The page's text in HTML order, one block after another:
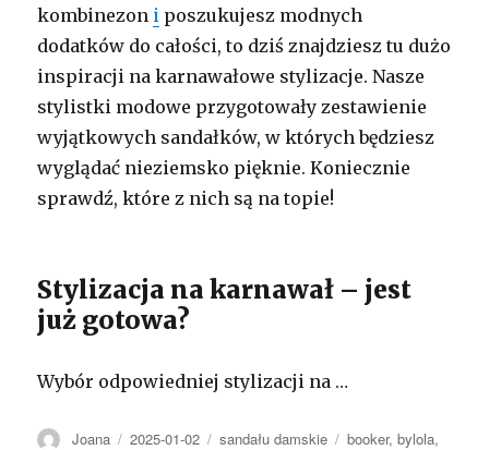
kombinezon i poszukujesz modnych
dodatków do całości, to dziś znajdziesz tu dużo
inspiracji na karnawałowe stylizacje. Nasze
stylistki modowe przygotowały zestawienie
wyjątkowych sandałków, w których będziesz
wyglądać nieziemsko pięknie. Koniecznie
sprawdź, które z nich są na topie!
Stylizacja na karnawał – jest
już gotowa?
Wybór odpowiedniej stylizacji na …
Autor
Joana Opublikowano
2025-01-02 Kategorie
sandału damskie Tagi
booker,bylola,